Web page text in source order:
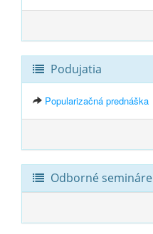
Podujatia
Popularizačná prednáška
Odborné semináre